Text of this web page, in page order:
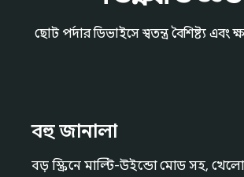
ছোট পর্দার ডিভাইসে স্বতন্ত্র বৈশিষ্ট্য এবং
বহু জানালা
বড় স্ক্রিনে মাল্টি-উইন্ডো মোড সহ,